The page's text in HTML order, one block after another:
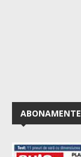
ABONAMENTE